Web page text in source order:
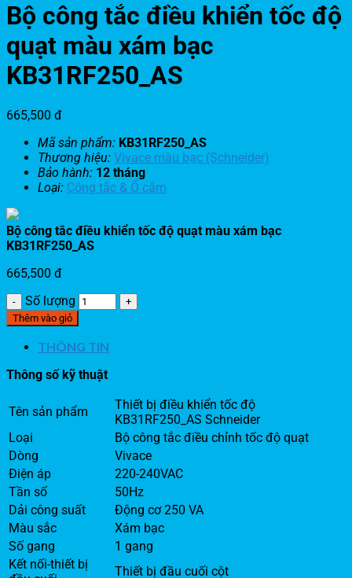
Bộ công tắc điều khiển tốc độ
quạt màu xám bạc
KB31RF250_AS
665,500 đ
Mã sản phẩm: KB31RF250_AS
Thương hiệu: Vivace màu bạc (Schneider)
Bảo hành: 12 tháng
Loại: Công tắc & Ổ cắm
Bộ công tắc điều khiển tốc độ quạt màu xám bạc
KB31RF250_AS
665,500 đ
Số lượng
Thêm vào giỏ
THÔNG TIN
Thông số kỹ thuật
Tên sản phẩm
Thiết bị điều khiển tốc độ
KB31RF250_AS Schneider
Loại
Bộ công tắc điều chỉnh tốc độ quạt
Dòng
Vivace
Điện áp
220-240VAC
Tần số
50Hz
Dải công suất
Động cơ 250 VA
Màu sắc
Xám bạc
Số gang
1 gang
Kết nối-thiết bị
Thiết bị đầu cuối cột